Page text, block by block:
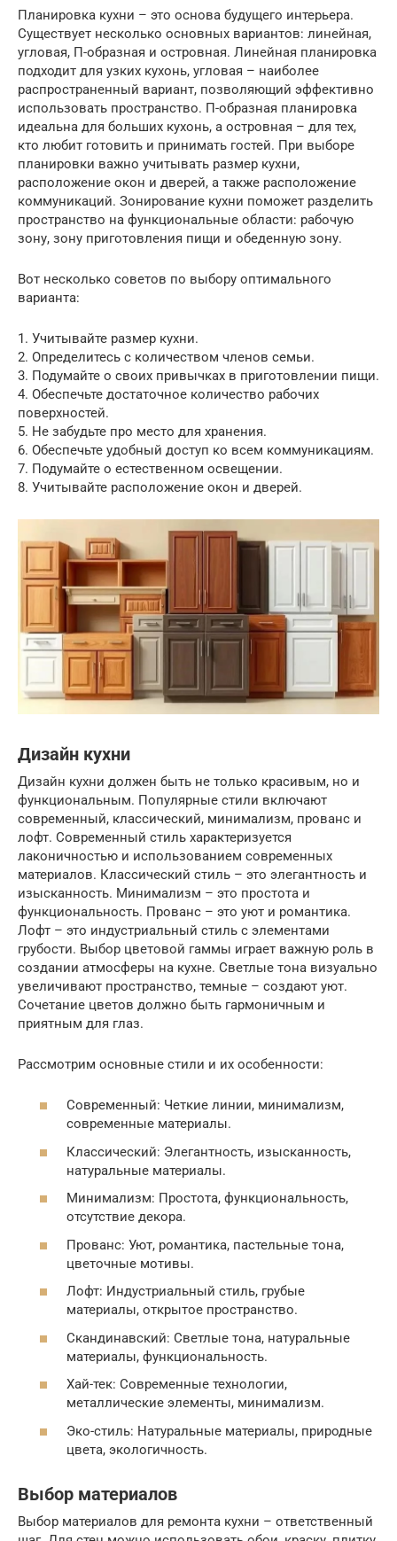
Планировка кухни – это основа будущего интерьера.
Существует несколько основных вариантов: линейная,
угловая, П-образная и островная. Линейная планировка
подходит для узких кухонь, угловая – наиболее
распространенный вариант, позволяющий эффективно
использовать пространство. П-образная планировка
идеальна для больших кухонь, а островная – для тех,
кто любит готовить и принимать гостей. При выборе
планировки важно учитывать размер кухни,
расположение окон и дверей, а также расположение
коммуникаций. Зонирование кухни поможет разделить
пространство на функциональные области: рабочую
зону, зону приготовления пищи и обеденную зону.
Вот несколько советов по выбору оптимального
варианта:
1. Учитывайте размер кухни.
2. Определитесь с количеством членов семьи.
3. Подумайте о своих привычках в приготовлении пищи.
4. Обеспечьте достаточное количество рабочих
поверхностей.
5. Не забудьте про место для хранения.
6. Обеспечьте удобный доступ ко всем коммуникациям.
7. Подумайте о естественном освещении.
8. Учитывайте расположение окон и дверей.
Дизайн кухни
Дизайн кухни должен быть не только красивым, но и
функциональным. Популярные стили включают
современный, классический, минимализм, прованс и
лофт. Современный стиль характеризуется
лаконичностью и использованием современных
материалов. Классический стиль – это элегантность и
изысканность. Минимализм – это простота и
функциональность. Прованс – это уют и романтика.
Лофт – это индустриальный стиль с элементами
грубости. Выбор цветовой гаммы играет важную роль в
создании атмосферы на кухне. Светлые тона визуально
увеличивают пространство, темные – создают уют.
Сочетание цветов должно быть гармоничным и
приятным для глаз.
Рассмотрим основные стили и их особенности:
Современный: Четкие линии, минимализм,
современные материалы.
Классический: Элегантность, изысканность,
натуральные материалы.
Минимализм: Простота, функциональность,
отсутствие декора.
Прованс: Уют, романтика, пастельные тона,
цветочные мотивы.
Лофт: Индустриальный стиль, грубые
материалы, открытое пространство.
Скандинавский: Светлые тона, натуральные
материалы, функциональность.
Хай-тек: Современные технологии,
металлические элементы, минимализм.
Эко-стиль: Натуральные материалы, природные
цвета, экологичность.
Выбор материалов
Выбор материалов для ремонта кухни – ответственный